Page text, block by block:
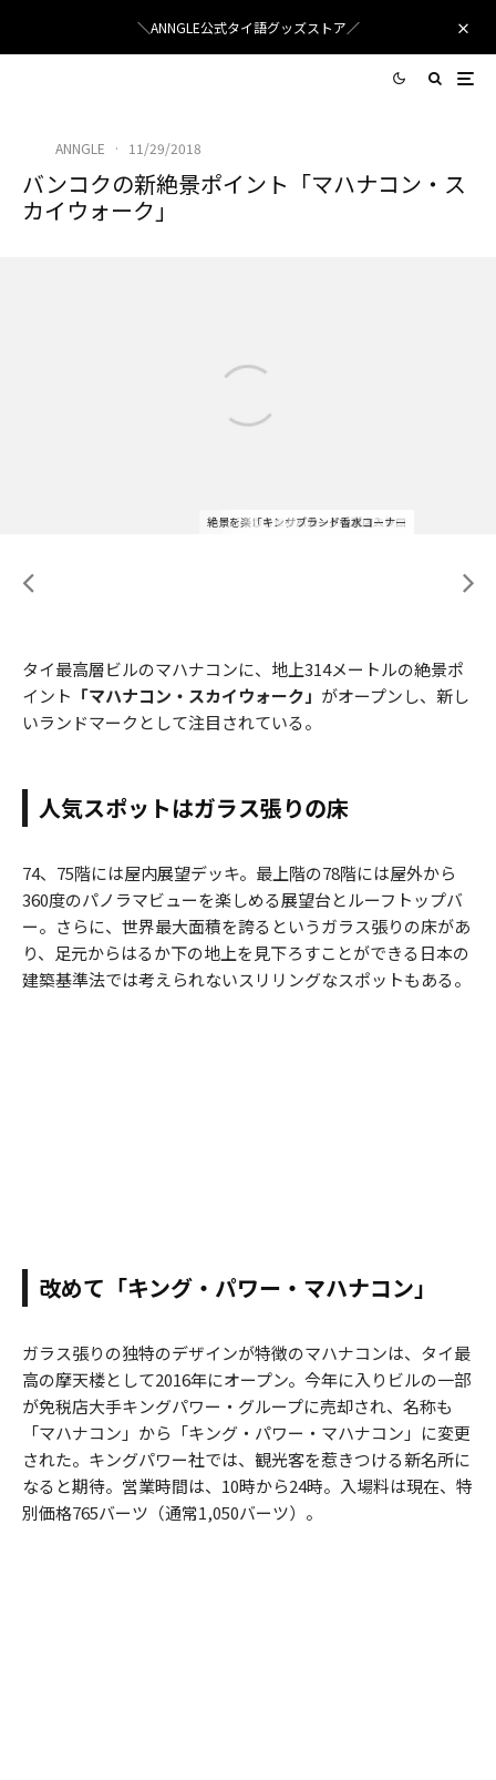
＼ANNGLE公式タイ語グッズストア／
ANNGLE · 11/29/2018
バンコクの新絶景ポイント「マハナコン・ス
カイウォーク」
バンコクを一望できるスカイデッキ
スカイデッキに登るエレベーター
絶景を楽しむため周りは強化ガラスのみ
高所恐怖症の方は注意
バンコクの夜景
キングパワー・マハナコーン
「キングパワー」免税店入り口
サッカーグッズコーナー
ブランド香水コーナー
タイ最高層ビルのマハナコンに、地上314メートルの絶景ポ
イント 「マハナコン・スカイウォーク」 がオープンし、新し
いランドマークとして注目されている。
人気スポットはガラス張りの床
74、75階には屋内展望デッキ。最上階の78階には屋外から
360度のパノラマビューを楽しめる展望台とルーフトップバ
ー。さらに、世界最大面積を誇るというガラス張りの床があ
り、足元からはるか下の地上を見下ろすことができる日本の
建築基準法では考えられないスリリングなスポットもある。
改めて「キング・パワー・マハナコン」
ガラス張りの独特のデザインが特徴のマハナコンは、タイ最
高の摩天楼として2016年にオープン。今年に入りビルの一部
が免税店大手キングパワー・グループに売却され、名称も
「マハナコン」から「キング・パワー・マハナコン」に変更
された。キングパワー社では、観光客を惹きつける新名所に
なると期待。営業時間は、10時から24時。入場料は現在、特
別価格765バーツ（通常1,050バーツ）。